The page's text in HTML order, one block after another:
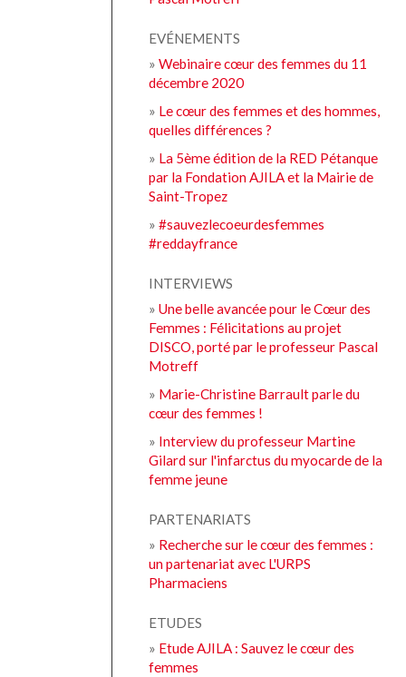
EVÉNEMENTS
»Webinaire cœur des femmes du 11
décembre 2020
» Le cœur des femmes et des hommes,
quelles différences ?
» La 5ème édition de la RED Pétanque
par la Fondation AJILA et la Mairie de
Saint-Tropez
»#sauvezlecoeurdesfemmes
#reddayfrance
INTERVIEWS
»Une belle avancée pour le Cœur des
Femmes : Félicitations au projet
DISCO, porté par le professeur Pascal
Motreff
» Marie-Christine Barrault parle du
cœur des femmes !
» Interview du professeur Martine
Gilard sur l'infarctus du myocarde de la
femme jeune
PARTENARIATS
» Recherche sur le cœur des femmes :
un partenariat avec L'URPS
Pharmaciens
ETUDES
» Etude AJILA : Sauvez le cœur des
femmes